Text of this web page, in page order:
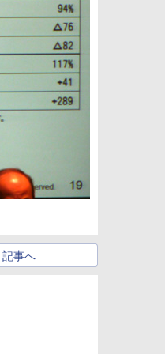
記事へ